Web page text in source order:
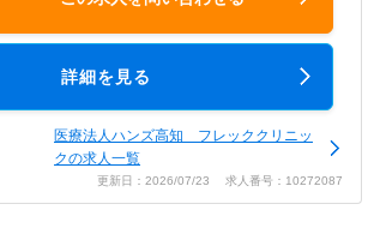
詳細を見る
医療法人ハンズ高知 フレッククリニッ
クの求人一覧
更新日：2026/07/23 求人番号：10272087